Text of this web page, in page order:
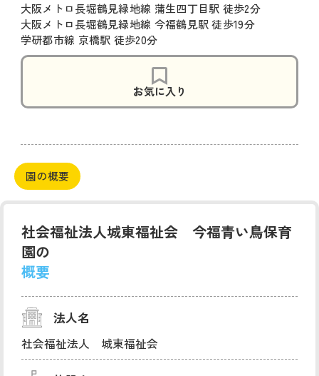
大阪メトロ長堀鶴見緑地線 蒲生四丁目駅 徒歩2分
大阪メトロ長堀鶴見緑地線 今福鶴見駅 徒歩19分
学研都市線 京橋駅 徒歩20分
お気に入り
園の概要
社会福祉法人城東福祉会 今福青い鳥保育
園の
概要
法人名
社会福祉法人 城東福祉会